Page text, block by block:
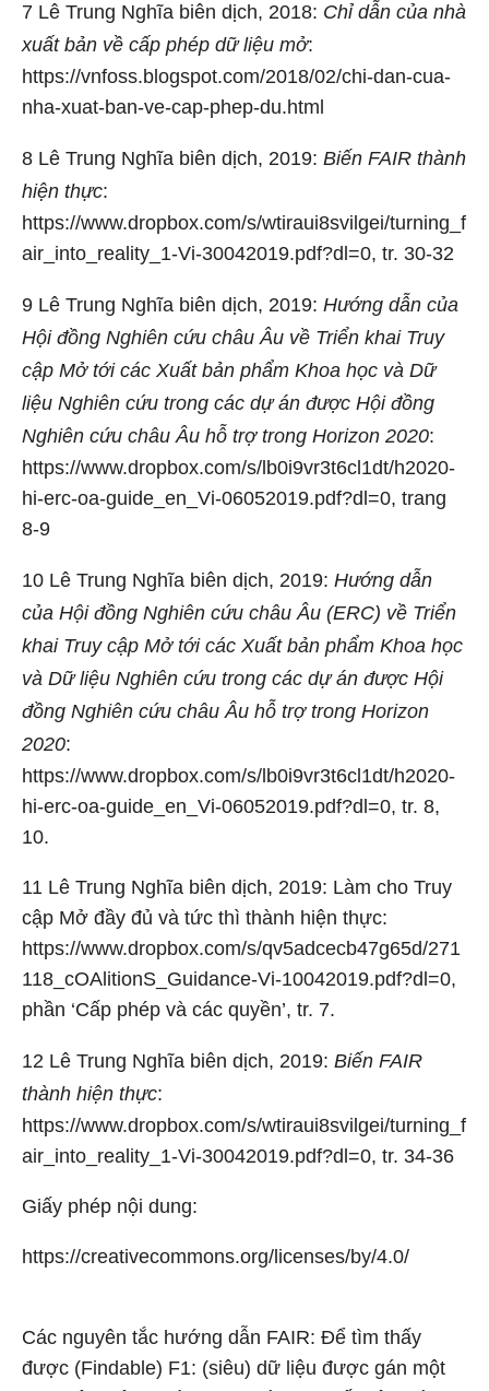
7 Lê Trung Nghĩa biên dịch, 2018: Chỉ dẫn của nhà
xuất bản về cấp phép dữ liệu mở:
https://vnfoss.blogspot.com/2018/02/chi-dan-cua-
nha-xuat-ban-ve-cap-phep-du.html
8 Lê Trung Nghĩa biên dịch, 2019: Biến FAIR thành
hiện thực:
https://www.dropbox.com/s/wtiraui8svilgei/turning_f
air_into_reality_1-Vi-30042019.pdf?dl=0, tr. 30-32
9 Lê Trung Nghĩa biên dịch, 2019: Hướng dẫn của
Hội đồng Nghiên cứu châu Âu về Triển khai Truy
cập Mở tới các Xuất bản phẩm Khoa học và Dữ
liệu Nghiên cứu trong các dự án được Hội đồng
Nghiên cứu châu Âu hỗ trợ trong Horizon 2020:
https://www.dropbox.com/s/lb0i9vr3t6cl1dt/h2020-
hi-erc-oa-guide_en_Vi-06052019.pdf?dl=0, trang
8-9
10 Lê Trung Nghĩa biên dịch, 2019: Hướng dẫn
của Hội đồng Nghiên cứu châu Âu (ERC) về Triển
khai Truy cập Mở tới các Xuất bản phẩm Khoa học
và Dữ liệu Nghiên cứu trong các dự án được Hội
đồng Nghiên cứu châu Âu hỗ trợ trong Horizon
2020:
https://www.dropbox.com/s/lb0i9vr3t6cl1dt/h2020-
hi-erc-oa-guide_en_Vi-06052019.pdf?dl=0, tr. 8,
10.
11 Lê Trung Nghĩa biên dịch, 2019: Làm cho Truy
cập Mở đầy đủ và tức thì thành hiện thực:
https://www.dropbox.com/s/qv5adcecb47g65d/271
118_cOAlitionS_Guidance-Vi-10042019.pdf?dl=0,
phần ‘Cấp phép và các quyền’, tr. 7.
12 Lê Trung Nghĩa biên dịch, 2019: Biến FAIR
thành hiện thực:
https://www.dropbox.com/s/wtiraui8svilgei/turning_f
air_into_reality_1-Vi-30042019.pdf?dl=0, tr. 34-36
Giấy phép nội dung:
https://creativecommons.org/licenses/by/4.0/
Các nguyên tắc hướng dẫn FAIR: Để tìm thấy
được (Findable) F1: (siêu) dữ liệu được gán một